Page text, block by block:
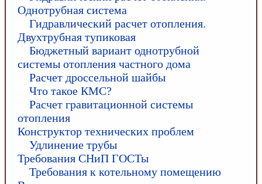
Однотрубная система
Гидравлический расчет отопления.
Двухтрубная тупиковая
Бюджетный вариант однотрубной
системы отопления частного дома
Расчет дроссельной шайбы
Что такое КМС?
Расчет гравитационной системы
отопления
Конструктор технических проблем
Удлинение трубы
Требования СНиП ГОСТы
Требования к котельному помещению